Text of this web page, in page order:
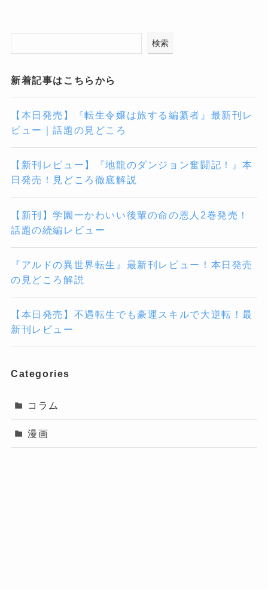
検索
新着記事はこちらから
【本日発売】『転生令嬢は旅する編纂者』最新刊レ
ビュー｜話題の見どころ
【新刊レビュー】『地龍のダンジョン奮闘記！』本
日発売！見どころ徹底解説
【新刊】学園一かわいい後輩の命の恩人2巻発売！
話題の続編レビュー
『アルドの異世界転生』最新刊レビュー！本日発売
の見どころ解説
【本日発売】不遇転生でも豪運スキルで大逆転！最
新刊レビュー
Categories
コラム
漫画